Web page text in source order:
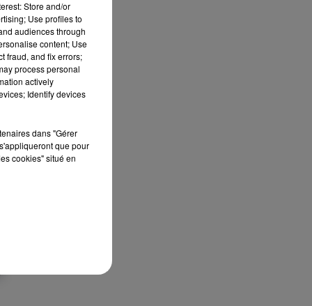
Store and/or
Use profiles to
audiences through
content; Use
fraud, and fix errors;
process personal
actively
Identify devices
dans "Gérer
que pour
cookies" situé en